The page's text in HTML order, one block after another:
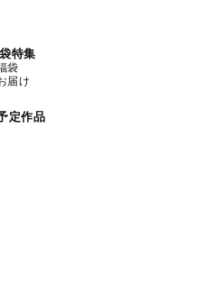
特集
袋
届け
定作品